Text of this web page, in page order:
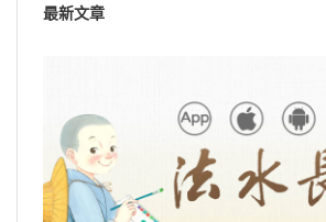
最新文章